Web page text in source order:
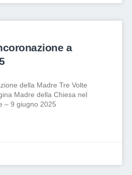
a
della Madre Tre Volte
Madre della Chiesa nel
– 9 giugno 2025